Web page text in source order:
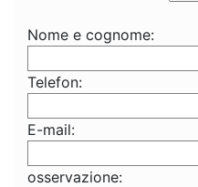
Nome e cognome:
Telefon:
E-mail:
osservazione: